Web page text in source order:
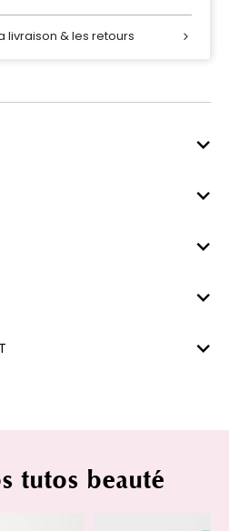
livraison & les retours
tutos beauté